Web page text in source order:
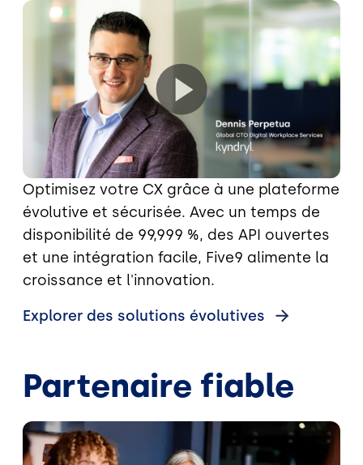
Optimisez votre CX grâce à une plateforme
évolutive et sécurisée. Avec un temps de
disponibilité de 99,999 %, des API ouvertes
et une intégration facile, Five9 alimente la
croissance et l'innovation.
Explorer des solutions évolutives
Partenaire fiable
Image